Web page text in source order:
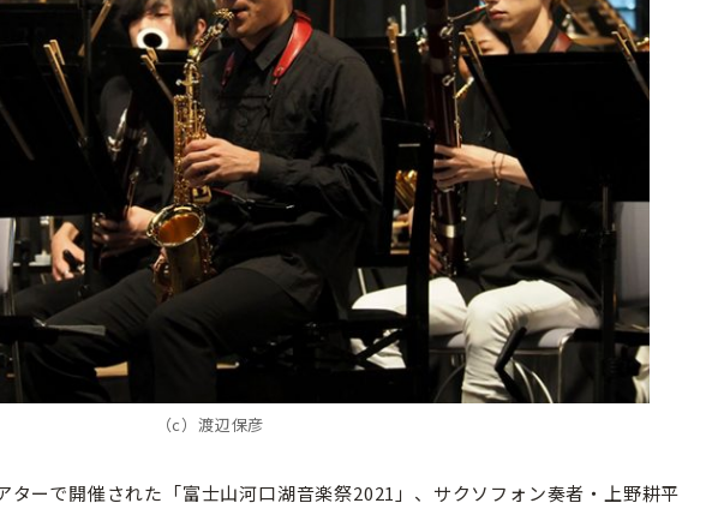
（c）渡辺保彦
ーで開催された「富士山河口湖音楽祭2021」、サクソフォン奏者・上野耕平